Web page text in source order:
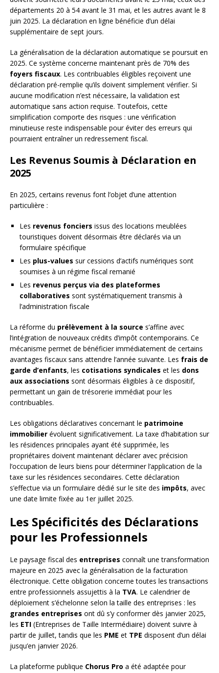
départements 20 à 54 avant le 31 mai, et les autres avant le 8
juin 2025. La déclaration en ligne bénéficie d’un délai
supplémentaire de sept jours.
La généralisation de la déclaration automatique se poursuit en
2025. Ce système concerne maintenant près de 70% des
foyers fiscaux. Les contribuables éligibles reçoivent une
déclaration pré-remplie qu’ils doivent simplement vérifier. Si
aucune modification n’est nécessaire, la validation est
automatique sans action requise. Toutefois, cette
simplification comporte des risques : une vérification
minutieuse reste indispensable pour éviter des erreurs qui
pourraient entraîner un redressement fiscal.
Les Revenus Soumis à Déclaration en
2025
En 2025, certains revenus font l’objet d’une attention
particulière :
Les revenus fonciers issus des locations meublées
touristiques doivent désormais être déclarés via un
formulaire spécifique
Les plus-values sur cessions d’actifs numériques sont
soumises à un régime fiscal remanié
Les revenus perçus via des plateformes
collaboratives sont systématiquement transmis à
l’administration fiscale
La réforme du prélèvement à la source s’affine avec
l’intégration de nouveaux crédits d’impôt contemporains. Ce
mécanisme permet de bénéficier immédiatement de certains
avantages fiscaux sans attendre l’année suivante. Les frais de
garde d’enfants, les cotisations syndicales et les dons
aux associations sont désormais éligibles à ce dispositif,
permettant un gain de trésorerie immédiat pour les
contribuables.
Les obligations déclaratives concernant le patrimoine
immobilier évoluent significativement. La taxe d’habitation sur
les résidences principales ayant été supprimée, les
propriétaires doivent maintenant déclarer avec précision
l’occupation de leurs biens pour déterminer l’application de la
taxe sur les résidences secondaires. Cette déclaration
s’effectue via un formulaire dédié sur le site des impôts, avec
une date limite fixée au 1er juillet 2025.
Les Spécificités des Déclarations
pour les Professionnels
Le paysage fiscal des entreprises connaît une transformation
majeure en 2025 avec la généralisation de la facturation
électronique. Cette obligation concerne toutes les transactions
entre professionnels assujettis à la TVA. Le calendrier de
déploiement s’échelonne selon la taille des entreprises : les
grandes entreprises ont dû s’y conformer dès janvier 2025,
les ETI (Entreprises de Taille Intermédiaire) doivent suivre à
partir de juillet, tandis que les PME et TPE disposent d’un délai
jusqu’en janvier 2026.
La plateforme publique Chorus Pro a été adaptée pour